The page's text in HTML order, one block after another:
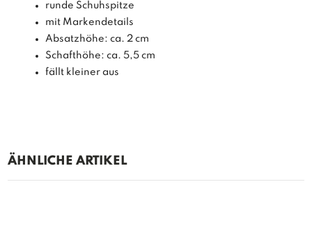
runde Schuhspitze
mit Markendetails
Absatzhöhe: ca. 2 cm
Schafthöhe: ca. 5,5 cm
fällt kleiner aus
ÄHNLICHE ARTIKEL